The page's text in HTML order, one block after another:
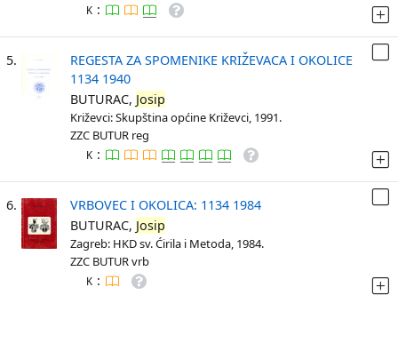
K :
5.
REGESTA ZA SPOMENIKE KRIŽEVACA I OKOLICE
1134 1940
BUTURAC, Josip
Križevci: Skupština općine Križevci, 1991.
ZZC BUTUR reg
K :
6.
VRBOVEC I OKOLICA: 1134 1984
BUTURAC, Josip
Zagreb: HKD sv. Ćirila i Metoda, 1984.
ZZC BUTUR vrb
K :